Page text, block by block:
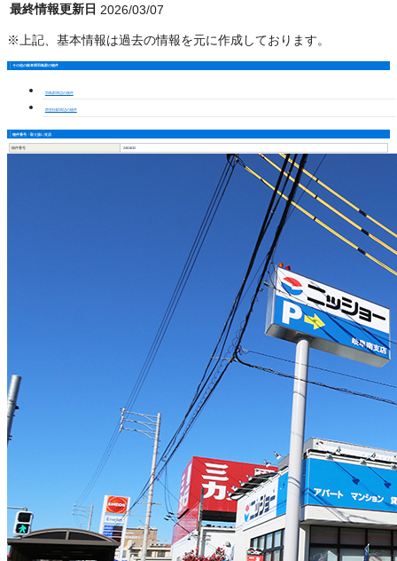
最終情報更新日 2026/03/07
※上記、基本情報は過去の情報を元に作成しております。
その他の岐阜県羽島郡の物件
羽島郡周辺の物件
西笠松駅周辺の物件
物件番号・取り扱い支店
物件番号 2401632